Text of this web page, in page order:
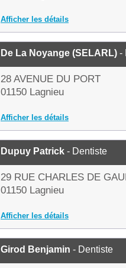
Afficher les détails
De La Noyange (SELARL) -
28 AVENUE DU PORT
01150 Lagnieu
Afficher les détails
Dupuy Patrick - Dentiste
29 RUE CHARLES DE
01150 Lagnieu
Afficher les détails
Girod Benjamin - Dentiste